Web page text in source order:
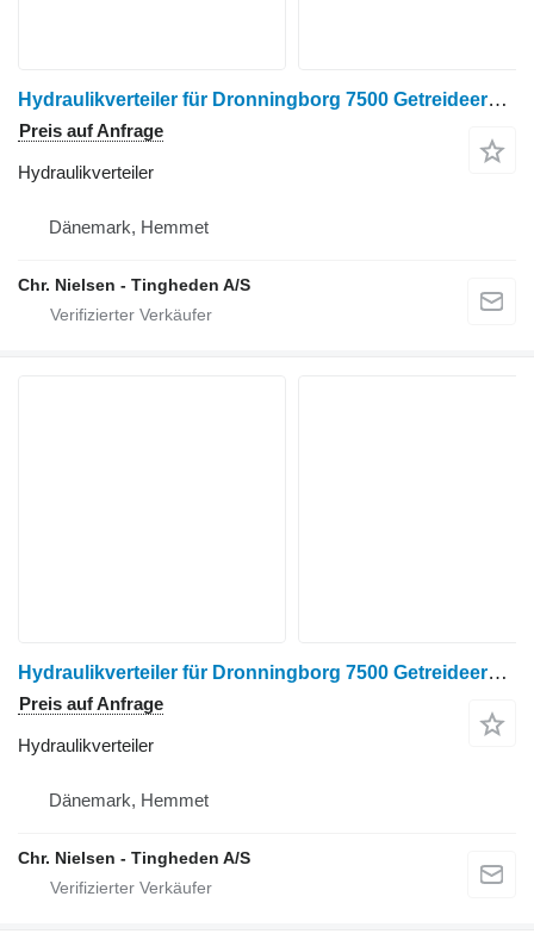
Hydraulikverteiler für Dronningborg 7500 Getreideernter
Preis auf Anfrage
Hydraulikverteiler
Dänemark, Hemmet
Chr. Nielsen - Tingheden A/S
Hydraulikverteiler für Dronningborg 7500 Getreideernter
Preis auf Anfrage
Hydraulikverteiler
Dänemark, Hemmet
Chr. Nielsen - Tingheden A/S